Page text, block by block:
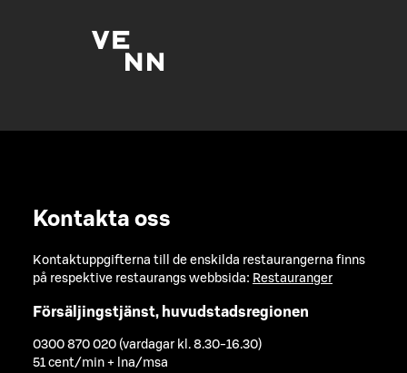
Kontakta oss
Kontaktuppgifterna till de enskilda restaurangerna finns
på respektive restaurangs webbsida: Restauranger
Försäljingstjänst, huvudstadsregionen
0300 870 020 (vardagar kl. 8.30-16.30)
51 cent/min + lna/msa